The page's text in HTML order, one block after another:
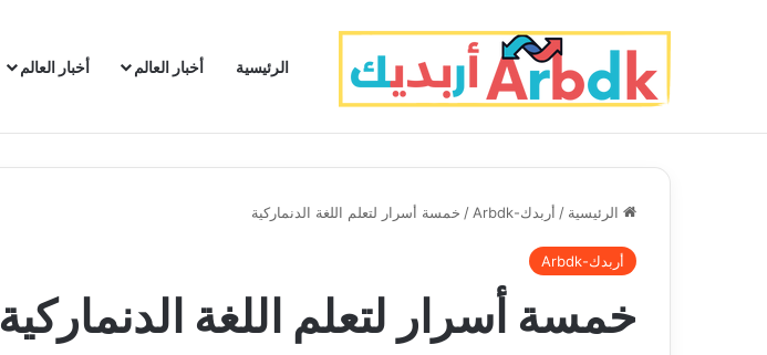
الرئيسية أخبار العالم أخبار العالم
الرئيسية / أربدك-Arbdk / خمسة أسرار لتعلم اللغة الدنماركية
أربدك-Arbdk
خمسة أسرار لتعلم اللغة الدنماركية